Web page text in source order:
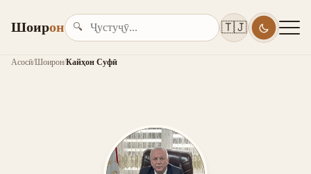
Шоирон 🔍 🇹🇯
Асосӣ/Шоирон/Кайҳон Суфӣ